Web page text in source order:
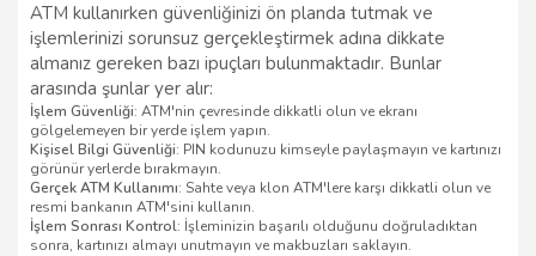
ATM kullanırken güvenliğinizi ön planda tutmak ve
işlemlerinizi sorunsuz gerçekleştirmek adına dikkate
almanız gereken bazı ipuçları bulunmaktadır. Bunlar
arasında şunlar yer alır:
İşlem Güvenliği: ATM'nin çevresinde dikkatli olun ve ekranı
gölgelemeyen bir yerde işlem yapın.
Kişisel Bilgi Güvenliği: PIN kodunuzu kimseyle paylaşmayın ve kartınızı
görünür yerlerde bırakmayın.
Gerçek ATM Kullanımı: Sahte veya klon ATM'lere karşı dikkatli olun ve
resmi bankanın ATM'sini kullanın.
İşlem Sonrası Kontrol: İşleminizin başarılı olduğunu doğruladıktan
sonra, kartınızı almayı unutmayın ve makbuzları saklayın.